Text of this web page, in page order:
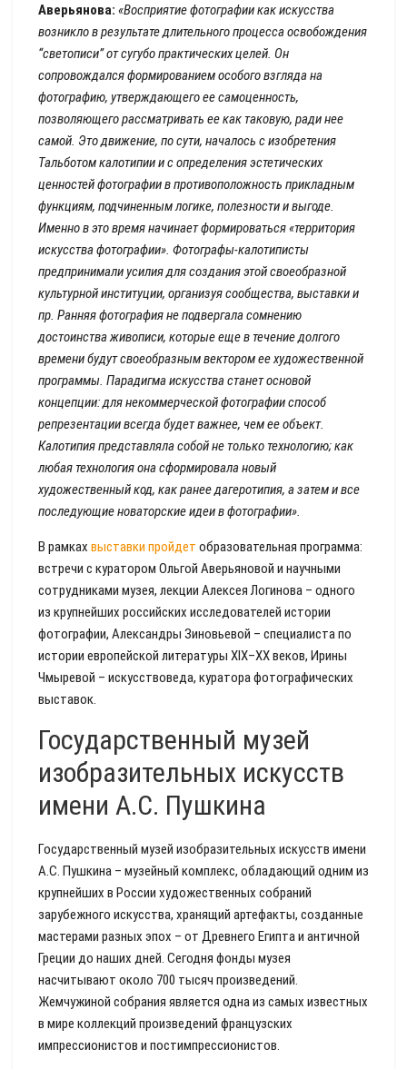
Аверьянова: «Восприятие фотографии как искусства
возникло в результате длительного процесса освобождения
“светописи” от сугубо практических целей. Он
сопровождался формированием особого взгляда на
фотографию, утверждающего ее самоценность,
позволяющего рассматривать ее как таковую, ради нее
самой. Это движение, по сути, началось с изобретения
Тальботом калотипии и с определения эстетических
ценностей фотографии в противоположность прикладным
функциям, подчиненным логике, полезности и выгоде.
Именно в это время начинает формироваться «территория
искусства фотографии». Фотографы-калотиписты
предпринимали усилия для создания этой своеобразной
культурной институции, организуя сообщества, выставки и
пр. Ранняя фотография не подвергала сомнению
достоинства живописи, которые еще в течение долгого
времени будут своеобразным вектором ее художественной
программы. Парадигма искусства станет основой
концепции: для некоммерческой фотографии способ
репрезентации всегда будет важнее, чем ее объект.
Калотипия представляла собой не только технологию; как
любая технология она сформировала новый
художественный код, как ранее дагеротипия, а затем и все
последующие новаторские идеи в фотографии».
В рамках выставки пройдет образовательная программа:
встречи с куратором Ольгой Аверьяновой и научными
сотрудниками музея, лекции Алексея Логинова – одного
из крупнейших российских исследователей истории
фотографии, Александры Зиновьевой – специалиста по
истории европейской литературы XIX–XX веков, Ирины
Чмыревой – искусствоведа, куратора фотографических
выставок.
Государственный музей
изобразительных искусств
имени А.С. Пушкина
Государственный музей изобразительных искусств имени
А.С. Пушкина – музейный комплекс, обладающий одним из
крупнейших в России художественных собраний
зарубежного искусства, хранящий артефакты, созданные
мастерами разных эпох – от Древнего Египта и античной
Греции до наших дней. Сегодня фонды музея
насчитывают около 700 тысяч произведений.
Жемчужиной собрания является одна из самых известных
в мире коллекций произведений французских
импрессионистов и постимпрессионистов.